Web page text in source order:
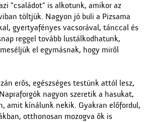
"családot" is alkotunk, amikor az
töltjük. Nagyon jó buli a Pizsama
gyertyafényes vacsorával, tánccal és
reggel tovább lustálkodhatunk,
el egymásnak, hogy miről
erős, egészséges testünk attól lesz,
nagyon szeretik a hasukat,
amit kínálunk nekik. Gyakran előfordul,
otthonosan mozogva ők is